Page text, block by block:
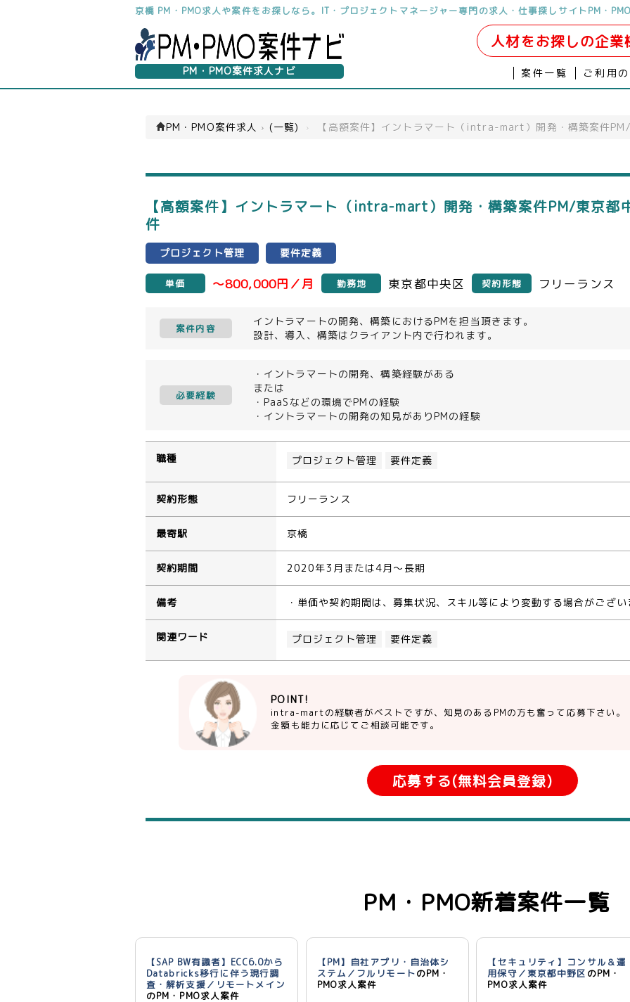
京橋 PM・PMO求人や案件をお探しなら。IT・プロジェクトマネージャー専門の求人・仕事探しサイトPM・
PM・PMO案件求人ナビ
人材をお探しの企業
案件一覧 ご利用
PM・PMO案件求人 › (一覧) › 【高額案件】イントラマート（intra-mart）開発・構築案件
【高額案件】イントラマート（intra-mart）開発・構築案件PM/東京都
件
プロジェクト管理 要件定義
単価 ～800,000円／月 勤務地 東京都中央区 契約形態 フリーランス
案件内容
イントラマートの開発、構築におけるPMを担当頂きます。
設計、導入、構築はクライアント内で行われます。
必要経験
・イントラマートの開発、構築経験がある
または
・PaaSなどの環境でPMの経験
・イントラマートの開発の知見がありPMの経験
職種 プロジェクト管理 要件定義
契約形態 フリーランス
最寄駅 京橋
契約期間 2020年3月または4月～長期
備考 ・単価や契約期間は、募集状況、スキル等により変動する場合がござ
関連ワード プロジェクト管理 要件定義
POINT!
intra-martの経験者がベストですが、知見のあるPMの方も奮って応募下さい。
金額も能力に応じてご相談可能です。
応募する(無料会員登録)
PM・PMO新着案件一覧
【SAP BW有識者】ECC6.0から
Databricks移行に伴う現行調
査・解析支援／リモートメイン
のPM・PMO求人案件
【PM】自社アプリ・自治体シ
ステム／フルリモートのPM・
PMO求人案件
【セキュリティ】コンサル＆運
用保守／東京都中野区 のPM・
PMO求人案件